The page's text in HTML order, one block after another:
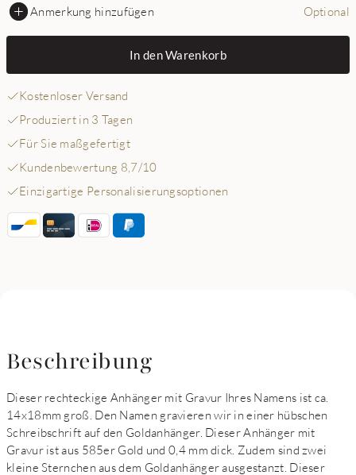
Anmerkung hinzufügen Optional
In den Warenkorb
Kostenloser Versand
Produziert in 3 Tagen
Für Sie maßgefertigt
Kundenbewertung 8,7/10
Einzigartige Personalisierungsoptionen
Beschreibung
Dieser rechteckige Anhänger mit Gravur Ihres Namens ist ca.
14x18mm groß. Den Namen gravieren wir in einer hübschen
Schreibschrift auf den Goldanhänger. Dieser Anhänger mit
Gravur ist aus 585er Gold und 0,4 mm dick. Zudem sind zwei
kleine Sternchen aus dem Goldanhänger ausgestanzt. Dieser